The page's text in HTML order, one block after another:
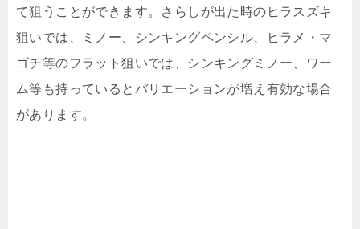
て狙うことができます。さらしが出た時のヒラスズキ
狙いでは、ミノー、シンキングペンシル、ヒラメ・マ
ゴチ等のフラット狙いでは、シンキングミノー、ワー
ム等も持っているとバリエーションが増え有効な場合
があります。